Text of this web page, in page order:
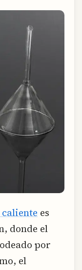
es
donde el
por
el